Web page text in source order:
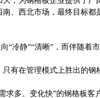
、西北市场，最终目标
“冷静”“清晰”，而伴随着
有在管理模式上胜出的
求多、变化快”的钢格板